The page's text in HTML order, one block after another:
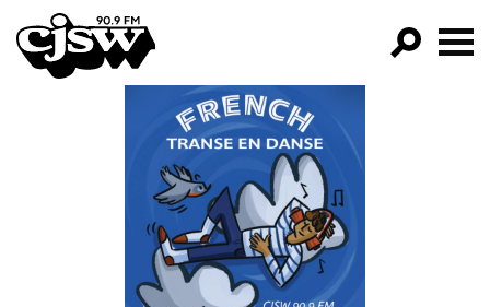
CJSW
PROGRAMS
EPISODES
NEWS